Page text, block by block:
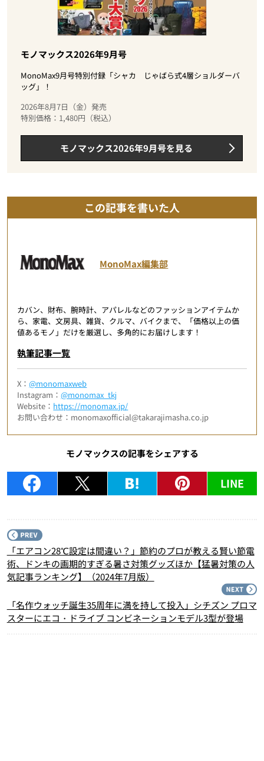
モノマックス2026年9月号
MonoMax9月号特別付録「シャカ じゃばら式4層ショルダーバ
ッグ」！
2026年8月7日（金）発売
特別価格：1,480円（税込）
モノマックス2026年9月号を見る
この記事を書いた人
MonoMax編集部
カバン、財布、腕時計、アパレルなどのファッションアイテムか
ら、家電、文房具、雑貨、クルマ、バイクまで、「価格以上の価
値あるモノ」だけを厳選し、多角的にお届けします！
執筆記事一覧
X：@monomaxweb
Instagram：@monomax_tkj
Website： https://monomax.jp/
お問い合わせ：monomaxofficial@takarajimasha.co.jp
モノマックスの記事をシェアする
LINE
「エアコン28℃設定は間違い？」節約のプロが教える賢い節電
術、ドンキの画期的すぎる暑さ対策グッズほか【猛暑対策の人
気記事ランキング】（2024年7月版）
「名作ウォッチ誕生35周年に満を持して投入」シチズン プロマ
スターにエコ・ドライブ コンビネーションモデル3型が登場